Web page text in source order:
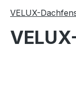
VELUX-
Bildergalerie